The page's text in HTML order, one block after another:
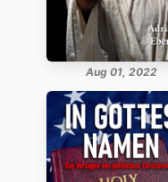
Aug 01, 2022